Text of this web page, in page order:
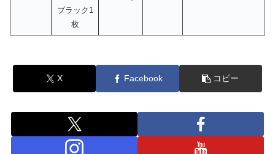
ブラック1
枚
X Facebook コピー